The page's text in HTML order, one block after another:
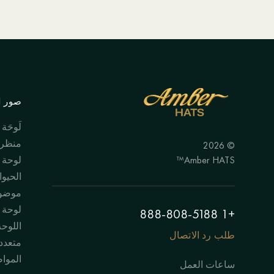
© 2026
Amber HATS™
+1 888-808-5188
طلب رد الاتصال
ساعات العمل
صور
لَوحَة
لوحة
لوحة